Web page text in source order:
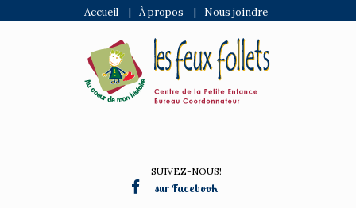
Accueil | À propos | Nous joindre
SUIVEZ-NOUS!
sur Facebook